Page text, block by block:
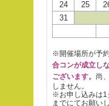
24
25
31
※開催場所が予約
合コンが成立し
ございます。 尚
しません。
※お申し込みは1
までにてお願い